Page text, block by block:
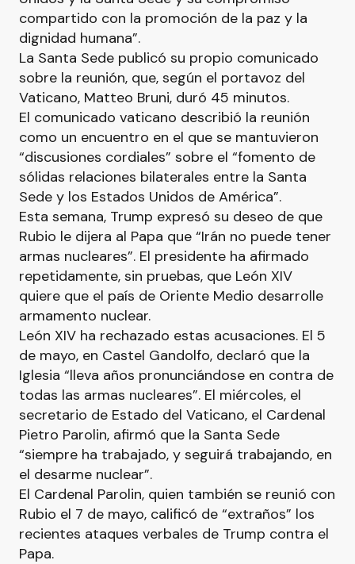
compartido con la promoción de la paz y la
dignidad humana”.
La Santa Sede publicó su propio comunicado
sobre la reunión, que, según el portavoz del
Vaticano, Matteo Bruni, duró 45 minutos.
El comunicado vaticano describió la reunión
como un encuentro en el que se mantuvieron
“discusiones cordiales” sobre el “fomento de
sólidas relaciones bilaterales entre la Santa
Sede y los Estados Unidos de América”.
Esta semana, Trump expresó su deseo de que
Rubio le dijera al Papa que “Irán no puede tener
armas nucleares”. El presidente ha afirmado
repetidamente, sin pruebas, que León XIV
quiere que el país de Oriente Medio desarrolle
armamento nuclear.
León XIV ha rechazado estas acusaciones. El 5
de mayo, en Castel Gandolfo, declaró que la
Iglesia “lleva años pronunciándose en contra de
todas las armas nucleares”. El miércoles, el
secretario de Estado del Vaticano, el Cardenal
Pietro Parolin, afirmó que la Santa Sede
“siempre ha trabajado, y seguirá trabajando, en
el desarme nuclear”.
El Cardenal Parolin, quien también se reunió con
Rubio el 7 de mayo, calificó de “extraños” los
recientes ataques verbales de Trump contra el
Papa.